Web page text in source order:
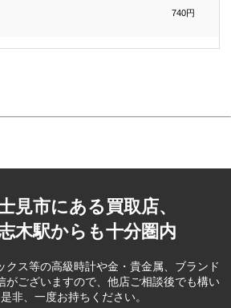
740円
390円
80円
見市にある買取店、
木駅からも十分圏内
クス等の高級時計や金・貴金属、ブランド
がございますので、他店ご相談後でも構い
非、一度お持ちください。